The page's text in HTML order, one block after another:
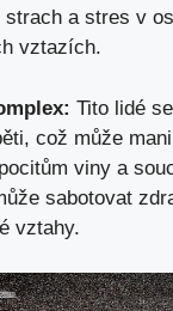
a stres v
vztazích.
Tito lidé
což může
viny a
sabotovat
vztahy.